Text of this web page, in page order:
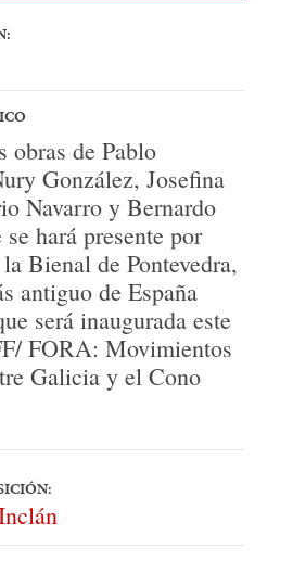
obras de Pablo
González, Josefina
Navarro y Bernardo
hará presente por
Bienal de Pontevedra,
antiguo de España
será inaugurada este
FORA: Movimientos
Galicia y el Cono
la particularidad de
vez el diálogo
Galicia y artistas de
y Uruguay. De esta
es la primera
concede una